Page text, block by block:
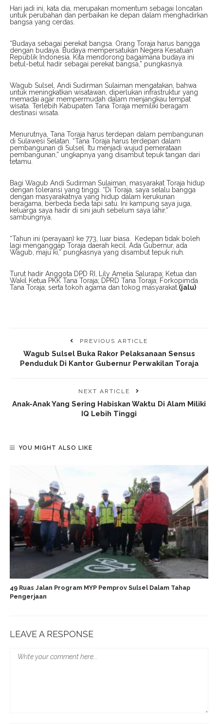
Hari jadi ini, kata dia, merupakan momentum sebagai loncatan
untuk perubahan dan perbaikan ke depan dalam menghadirkan
bangsa yang cerdas.
“Budaya sebagai perekat bangsa. Orang Toraja harus bangga
dengan budaya. Budaya mempersatukan Negera Kesatuan
Republik Indonesia. Kita mendorong bagaimana budaya ini
betul-betul hadir sebagai perekat bangsa,” pungkasnya.
Wagub Sulsel, Andi Sudirman Sulaiman mengatakan, bahwa
untuk meningkatkan wisatawan, diperlukan infrastruktur yang
memadai agar mempermudah dalam menjangkau tempat
wisata. Terlebih Kabupaten Tana Toraja memiliki beragam
destinasi wisata.
Menurutnya, Tana Toraja harus terdepan dalam pembangunan
di Sulawesi Selatan. “Tana Toraja harus terdepan dalam
pembangunan di Sulsel. Itu menjadi wujud pemerataan
pembangunan,” ungkapnya yang disambut tepuk tangan dari
tetamu.
Bagi Wagub Andi Sudirman Sulaiman, masyarakat Toraja hidup
dengan toleransi yang tinggi. “Di Toraja, saya selalu bangga
dengan masyarakatnya yang hidup dalam kerukunan
beragama, berbeda beda tapi satu. Ini kampung saya juga,
keluarga saya hadir di sini jauh sebelum saya lahir.”
sambungnya.
“Tahun ini (perayaan) ke 773, luar biasa.
Kedepan tidak boleh
lagi menganggap Toraja daerah kecil. Ada Gubernur, ada
Wagub, maju ki,” pungkasnya yang disambut tepuk riuh.
Turut hadir Anggota DPD RI, Lily Amelia Salurapa; Ketua dan
Wakil Ketua PKK Tana Toraja; DPRD Tana Toraja; Forkopimda
Tana Toraja; serta tokoh agama dan tokog masyarakat.(jalu)
PREVIOUS ARTICLE
Wagub Sulsel Buka Rakor Pelaksanaan Sensus
Penduduk Di Kantor Gubernur Perwakilan Toraja
NEXT ARTICLE
Anak-Anak Yang Sering Habiskan Waktu Di Alam Miliki
IQ Lebih Tinggi
YOU MIGHT ALSO LIKE
49 Ruas Jalan Program MYP Pemprov Sulsel Dalam Tahap
Pengerjaan
LEAVE A RESPONSE